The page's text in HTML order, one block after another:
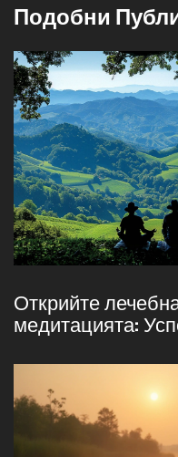
Подобни
Открийте
медитацията: